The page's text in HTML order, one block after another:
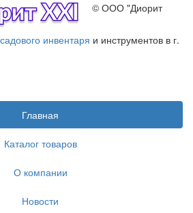
© ООО "Диорит
инвентаря и инструментов в г.
Главная
Каталог товаров
О компании
Новости